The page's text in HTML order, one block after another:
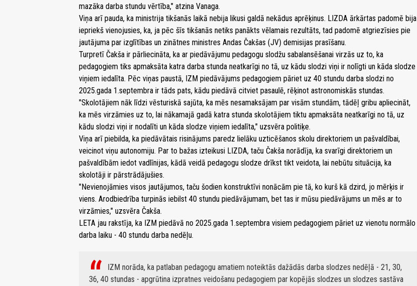
mazāka darba stundu vērtība," atzina Vanaga.
Viņa arī pauda, ka ministrija tikšanās laikā nebija likusi galdā nekādus aprēķinus. LIZDA ārkārtas padomē bija
iepriekš vienojusies, ka, ja pēc šīs tikšanās netiks panākts vēlamais rezultāts, tad padomē atgriezīsies pie
jautājuma par izglītības un zinātnes ministres Andas Čakšas (JV) demisijas prasīšanu.
Turpretī Čakša ir pārliecināta, ka ar piedāvājumu pedagogu slodžu sabalansēšanai virzās uz to, ka
pedagogiem tiks apmaksāta katra darba stunda neatkarīgi no tā, uz kādu slodzi viņi ir nolīgti un kāda slodze
viņiem iedalīta. Pēc viņas paustā, IZM piedāvājums pedagogiem pāriet uz 40 stundu darba slodzi no
2025.gada 1.septembra ir tāds pats, kādu piedāvā citviet pasaulē, rēķinot astronomiskās stundas.
"Skolotājiem nāk līdzi vēsturiskā sajūta, ka mēs nesamaksājam par visām stundām, tādēļ gribu apliecināt,
ka mēs virzāmies uz to, lai nākamajā gadā katra stunda skolotājiem tiktu apmaksāta neatkarīgi no tā, uz
kādu slodzi viņi ir nodalīti un kāda slodze viņiem iedalīta," uzsvēra politiķe.
Viņa arī piebilda, ka piedāvātais risinājums paredz lielāku uzticēšanos skolu direktoriem un pašvaldībai,
veicinot viņu autonomiju. Par to bažas izteikusi LIZDA, taču Čakša norādīja, ka svarīgi direktoriem un
pašvaldībām iedot vadlīnijas, kādā veidā pedagogu slodze drīkst tikt veidota, lai nebūtu situācija, ka
skolotāji ir pārstrādājušies.
"Nevienojāmies visos jautājumos, taču šodien konstruktīvi nonācām pie tā, ko kurš kā dzird, jo mērķis ir
viens. Arodbiedrība turpinās iebilst 40 stundu piedāvājumam, bet tas ir mūsu piedāvājums un mēs ar to
virzāmies," uzsvēra Čakša.
LETA jau rakstīja, ka IZM piedāvā no 2025.gada 1.septembra visiem pedagogiem pāriet uz vienotu normālo
darba laiku - 40 stundu darba nedēļu.
IZM norāda, ka patlaban pedagogu amatiem noteiktās dažādās darba slodzes nedēļā - 21, 30,
36, 40 stundas - apgrūtina izpratnes veidošanu pedagogiem par kopējās slodzes un slodzes sastāva